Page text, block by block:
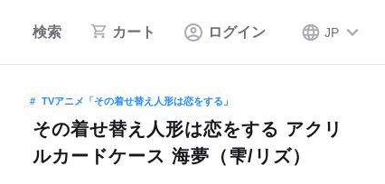
検索 カート ログイン JP
TVアニメ「その着せ替え人形は恋をする」
その着せ替え人形は恋をする アクリ
ルカードケース 海夢（雫/リズ）